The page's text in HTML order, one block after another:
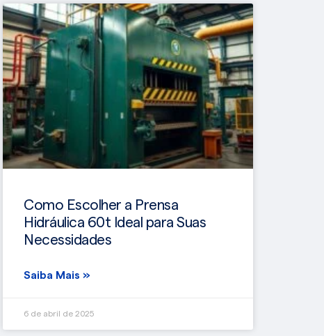
Como Escolher a Prensa
Hidráulica 60t Ideal para Suas
Necessidades
Saiba Mais »
6 de abril de 2025